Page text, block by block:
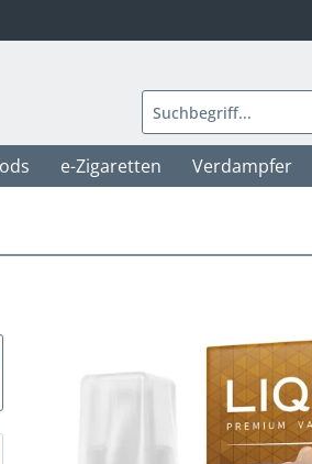
e-Zigaretten Verdampfer